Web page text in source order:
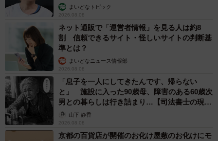
まいどなトピック
2026.08.08
ネット通販で「運営者情報」を見る人は約8
割 信頼できるサイト・怪しいサイトの判断基
準とは？
まいどなニュース情報部
2026.08.08
「息子を一人にしてきたんです、帰らない
と」 施設に入った90歳母、障害のある60歳次
男との暮らしは行き詰まり…【司法書士の現場
から】山下 静香
2026.08.08
京都の百貨店が開催のお化け屋敷のお化けにモ